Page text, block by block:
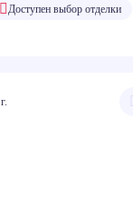
Доступен выбор отделки